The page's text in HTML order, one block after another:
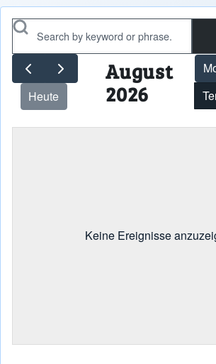
Search
Heute
August
2026
Keine Ereignisse